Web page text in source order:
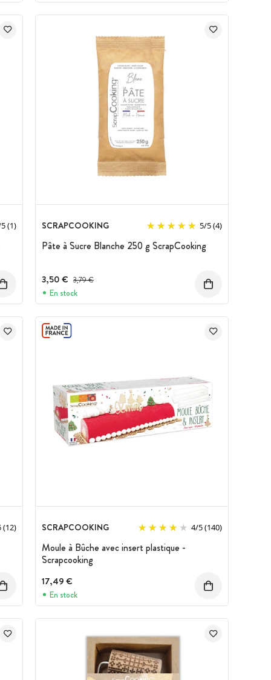
5(1) SCRAPCOOKING 5/5(4)
Pâte à Sucre Blanche 250 g ScrapCooking
3,50 € Prix avant réduction :
3,79 €
En stock
(12) SCRAPCOOKING 4/5(140)
Moule à Bûche avec insert plastique -
Scrapcooking
17,49 €
En stock